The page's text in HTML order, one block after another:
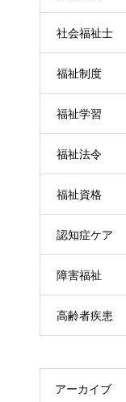
社会福祉士
福祉制度
福祉学習
福祉法令
福祉資格
認知症ケア
障害福祉
高齢者疾患
アーカイブ